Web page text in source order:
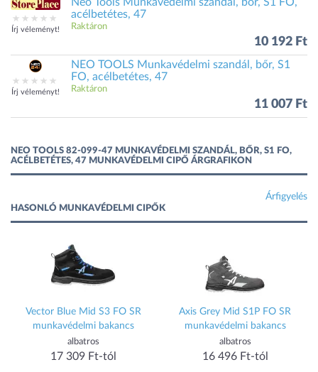
Írj véleményt!
acélbetétes, 47
Raktáron
10 192 Ft
Írj véleményt!
NEO TOOLS Munkavédelmi szandál, bőr, S1
FO, acélbetétes, 47
Raktáron
11 007 Ft
NEO TOOLS 82-099-47 MUNKAVÉDELMI SZANDÁL, BŐR, S1 FO,
ACÉLBETÉTES, 47 MUNKAVÉDELMI CIPŐ ÁRGRAFIKON
Árfigyelés
HASONLÓ MUNKAVÉDELMI CIPŐK
Vector Blue Mid S3 FO SR
munkavédelmi bakancs
albatros
17 309 Ft-tól
Axis Grey Mid S1P FO SR
munkavédelmi bakancs
albatros
16 496 Ft-tól